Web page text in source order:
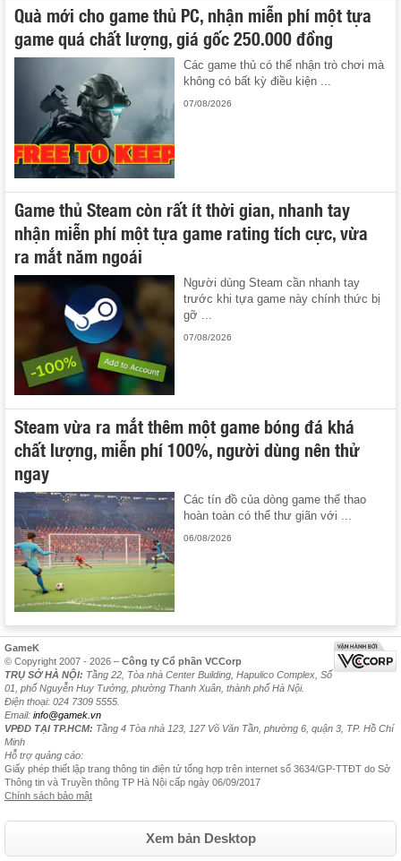
Quà mới cho game thủ PC, nhận miễn phí một tựa
game quá chất lượng, giá gốc 250.000 đồng
Các game thủ có thể nhận trò chơi mà
không có bất kỳ điều kiện ...
07/08/2026
Game thủ Steam còn rất ít thời gian, nhanh tay
nhận miễn phí một tựa game rating tích cực, vừa
ra mắt năm ngoái
Người dùng Steam cần nhanh tay
trước khi tựa game này chính thức bị
gỡ ...
07/08/2026
Steam vừa ra mắt thêm một game bóng đá khá
chất lượng, miễn phí 100%, người dùng nên thử
ngay
Các tín đồ của dòng game thể thao
hoàn toàn có thể thư giãn với ...
06/08/2026
GameK
© Copyright 2007 - 2026 – Công ty Cổ phần VCCorp
TRỤ SỞ HÀ NỘI: Tầng 22, Tòa nhà Center Building, Hapulico Complex, Số
01, phố Nguyễn Huy Tưởng, phường Thanh Xuân, thành phố Hà Nội.
Điện thoại: 024 7309 5555.
Email: info@gamek.vn
VPĐD TẠI TP.HCM: Tầng 4 Tòa nhà 123, 127 Võ Văn Tần, phường 6, quận 3, TP. Hồ Chí
Minh
Hỗ trợ quảng cáo:
Giấy phép thiết lập trang thông tin điện tử tổng hợp trên internet số 3634/GP-TTĐT do Sở
Thông tin và Truyền thông TP Hà Nội cấp ngày 06/09/2017
Chính sách bảo mật
Xem bản Desktop